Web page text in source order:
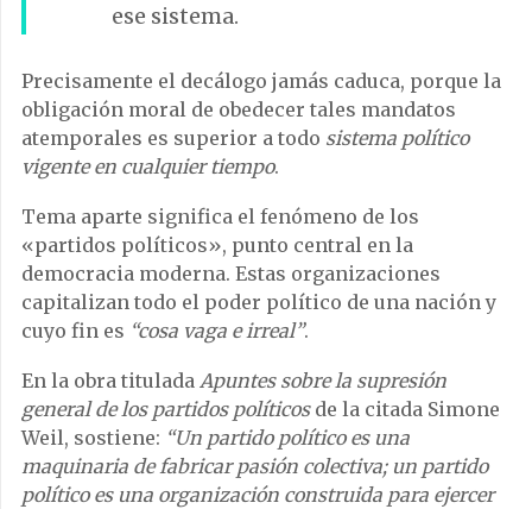
ese sistema.
Precisamente el decálogo jamás caduca, porque la
obligación moral de obedecer tales mandatos
atemporales es superior a todo sistema político
vigente en cualquier tiempo.
Tema aparte significa el fenómeno de los
«partidos políticos», punto central en la
democracia moderna. Estas organizaciones
capitalizan todo el poder político de una nación y
cuyo fin es “cosa vaga e irreal”.
En la obra titulada Apuntes sobre la supresión
general de los partidos políticosde la citada Simone
Weil, sostiene: “Un partido político es una
maquinaria de fabricar pasión colectiva; un partido
político es una organización construida para ejercer